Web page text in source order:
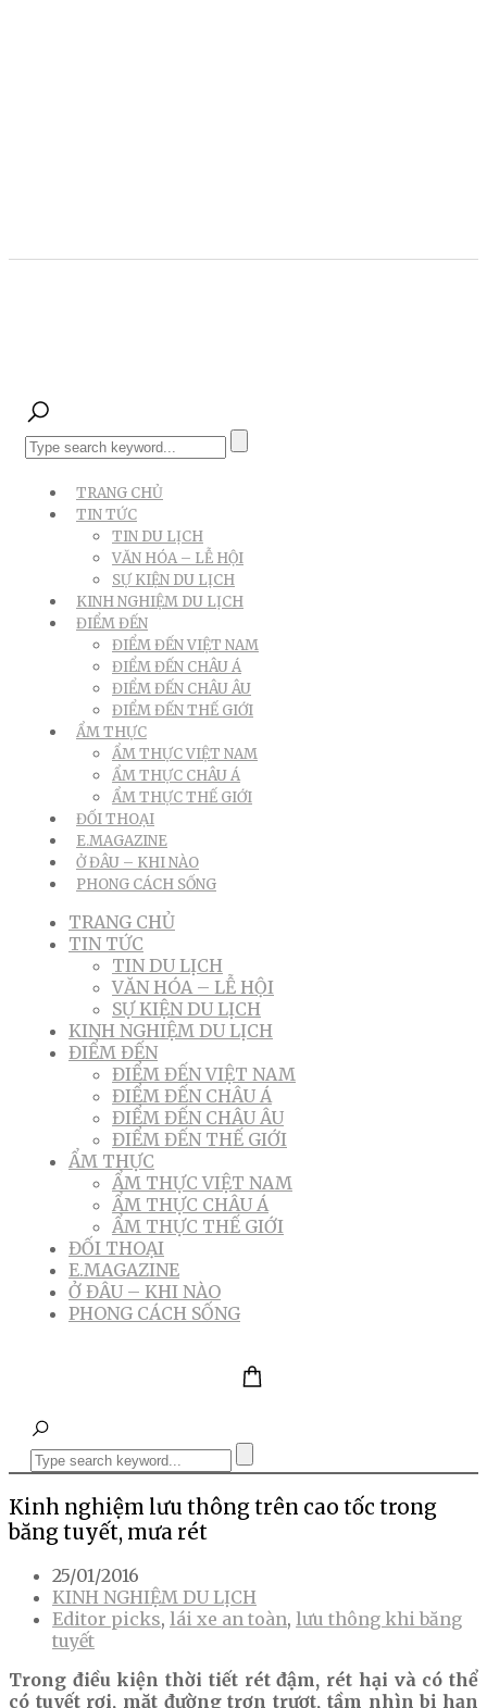
TRANG CHỦ
TIN TỨC
TIN DU LỊCH
VĂN HÓA – LỄ HỘI
SỰ KIỆN DU LỊCH
KINH NGHIỆM DU LỊCH
ĐIỂM ĐẾN
ĐIỂM ĐẾN VIỆT NAM
ĐIỂM ĐẾN CHÂU Á
ĐIỂM ĐẾN CHÂU ÂU
ĐIỂM ĐẾN THẾ GIỚI
ẨM THỰC
ẨM THỰC VIỆT NAM
ẨM THỰC CHÂU Á
ẨM THỰC THẾ GIỚI
ĐỐI THOẠI
E.MAGAZINE
Ở ĐÂU – KHI NÀO
PHONG CÁCH SỐNG
TRANG CHỦ
TIN TỨC
TIN DU LỊCH
VĂN HÓA – LỄ HỘI
SỰ KIỆN DU LỊCH
KINH NGHIỆM DU LỊCH
ĐIỂM ĐẾN
ĐIỂM ĐẾN VIỆT NAM
ĐIỂM ĐẾN CHÂU Á
ĐIỂM ĐẾN CHÂU ÂU
ĐIỂM ĐẾN THẾ GIỚI
ẨM THỰC
ẨM THỰC VIỆT NAM
ẨM THỰC CHÂU Á
ẨM THỰC THẾ GIỚI
ĐỐI THOẠI
E.MAGAZINE
Ở ĐÂU – KHI NÀO
PHONG CÁCH SỐNG
Kinh nghiệm lưu thông trên cao tốc trong
băng tuyết, mưa rét
25/01/2016
KINH NGHIỆM DU LỊCH
Editor picks, lái xe an toàn, lưu thông khi băng
tuyết
Trong điều kiện thời tiết rét đậm, rét hại và có thể
có tuyết rơi, mặt đường trơn trượt, tầm nhìn bị hạn